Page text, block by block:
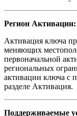
Регион Активации:
Активация ключа
меняющих
первоначальной
региональных
активации ключа с
разделе Активация.
Поддерживаемые